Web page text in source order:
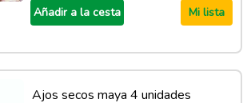
Añadir a la cesta Mi lista
Ajos secos maya 4 unidades